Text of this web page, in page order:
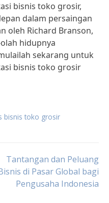
bisnis toko grosir,
dalam persaingan
oleh Richard Branson,
hidupnya
sekarang untuk
bisnis toko grosir
bisnis toko grosir
Tantangan dan Peluang
di Pasar Global bagi
Pengusaha Indonesia